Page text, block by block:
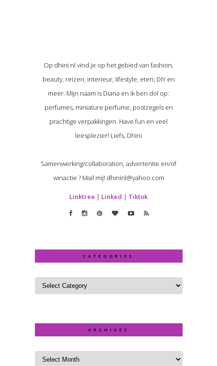
Op dhini.nl vind je op het gebied van fashion,
beauty, reizen, interieur, lifestyle, eten, DIY en
meer. Mijn naam is Diana en ik ben dol op:
perfumes, miniature perfume, postzegels en
prachtige verpakkingen. Have fun en veel
leesplezier! Liefs, Dhini
Samenwerking/collaboration, advertentie en/of
winactie ? Mail mij! dhininl@yahoo.com
Linktree | Linked | Tiktok
CATEGORIES
ARCHIVES